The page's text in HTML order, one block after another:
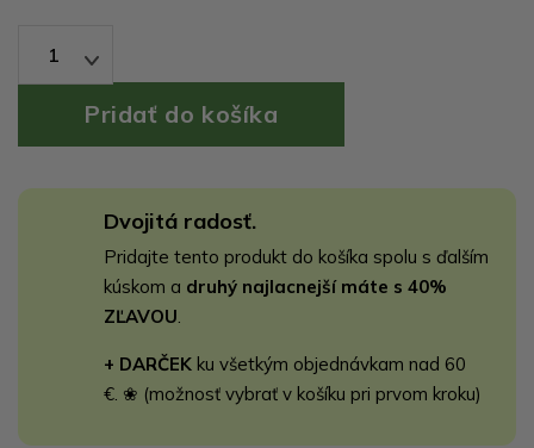
1
Dvojitá radosť.
Pridajte tento produkt do košíka spolu s ďalším
kúskom a druhý najlacnejší máte s 40%
ZĽAVOU
+ DARČEK ku všetkým objednávkam nad 60
€. ❀ (možnosť vybrať v košíku pri prvom kroku)